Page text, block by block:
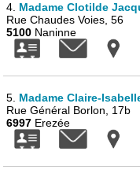
4. Madame Clotilde
Rue Chaudes Voies, 56
5100 Naninne
5. Madame Claire-
Rue Général Borlon, 17b
6997 Erezée